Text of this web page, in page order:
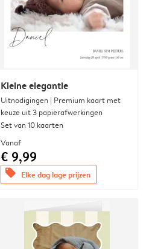
Kleine elegantie
Uitnodigingen | Premium kaart met
keuze uit 3 papierafwerkingen
Set van 10 kaarten
Vanaf
€ 9,99
offers Elke dag lage prijzen